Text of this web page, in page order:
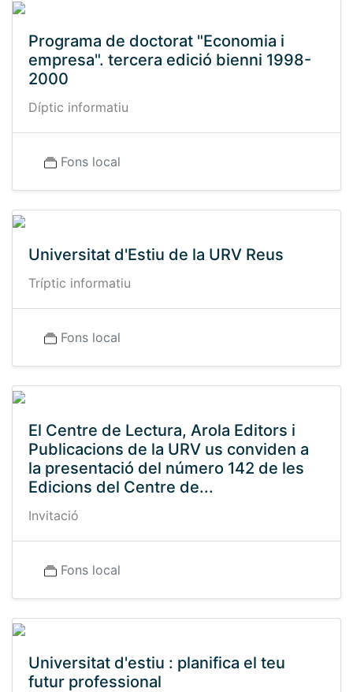
Programa de doctorat "Economia i
empresa". tercera edició bienni 1998-
2000
Díptic informatiu
Fons local
Universitat d'Estiu de la URV Reus
Tríptic informatiu
Fons local
El Centre de Lectura, Arola Editors i
Publicacions de la URV us conviden a
la presentació del número 142 de les
Edicions del Centre de...
Invitació
Fons local
Universitat d'estiu : planifica el teu
futur professional